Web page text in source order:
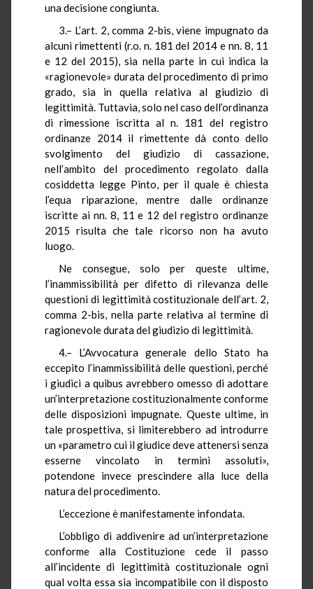
una decisione congiunta.
3.– L’art. 2, comma 2-bis, viene impugnato da
alcuni rimettenti (r.o. n. 181 del 2014 e nn. 8, 11
e 12 del 2015), sia nella parte in cui indica la
«ragionevole» durata del procedimento di primo
grado, sia in quella relativa al giudizio di
legittimità. Tuttavia, solo nel caso dell’ordinanza
di rimessione iscritta al n. 181 del registro
ordinanze 2014 il rimettente dà conto dello
svolgimento del giudizio di cassazione,
nell’ambito del procedimento regolato dalla
cosiddetta legge Pinto, per il quale è chiesta
l’equa riparazione, mentre dalle ordinanze
iscritte ai nn. 8, 11 e 12 del registro ordinanze
2015 risulta che tale ricorso non ha avuto
luogo.
Ne consegue, solo per queste ultime,
l’inammissibilità per difetto di rilevanza delle
questioni di legittimità costituzionale dell’art. 2,
comma 2-bis, nella parte relativa al termine di
ragionevole durata del giudizio di legittimità.
4.– L’Avvocatura generale dello Stato ha
eccepito l’inammissibilità delle questioni, perché
i giudici a quibus avrebbero omesso di adottare
un’interpretazione costituzionalmente conforme
delle disposizioni impugnate. Queste ultime, in
tale prospettiva, si limiterebbero ad introdurre
un «parametro cui il giudice deve attenersi senza
esserne vincolato in termini assoluti»,
potendone invece prescindere alla luce della
natura del procedimento.
L’eccezione è manifestamente infondata.
L’obbligo di addivenire ad un’interpretazione
conforme alla Costituzione cede il passo
all’incidente di legittimità costituzionale ogni
qual volta essa sia incompatibile con il disposto